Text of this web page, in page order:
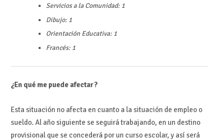
Servicios a la Comunidad: 1
Dibujo: 1
Orientación Educativa: 1
Francés: 1
¿En qué me puede afectar?
Esta situación no afecta en cuanto a la situación de empleo o
sueldo. Al año siguiente se seguirá trabajando, en un destino
provisional que se concederá por un curso escolar, y así será